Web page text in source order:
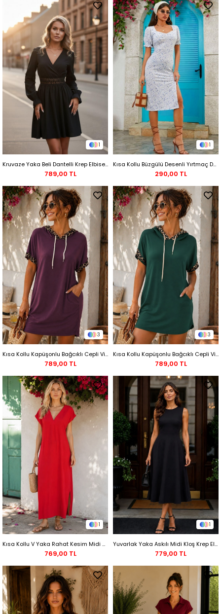
1
Kruvaze Yaka Beli Dantelli Krep Elbise Siyah
789,00 TL
1
Kısa Kollu Büzgülü Desenli Yırtmaç Detaylı Midi Elbise - Beyaz
290,00 TL
3
Kısa Kollu Kapüşonlu Bağcıklı Cepli Viskon İki İplik Elbise - Bordo
789,00 TL
3
Kısa Kollu Kapüşonlu Bağcıklı Cepli Viskon İki İplik Elbise - Yeşil
789,00 TL
1
Kısa Kollu V Yaka Rahat Kesim Midi Viskon Elbise - Kırmızı
769,00 TL
1
Yuvarlak Yaka Askılı Midi Kloş Krep Elbise - Siyah
779,00 TL